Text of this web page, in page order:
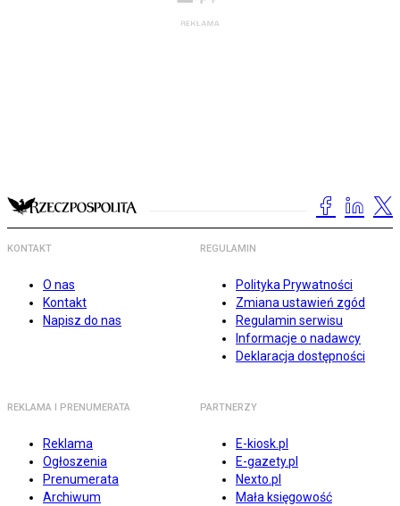
KONTAKT
O nas
Kontakt
Napisz do nas
REGULAMIN
Polityka Prywatności
Zmiana ustawień zgód
Regulamin serwisu
Informacje o nadawcy
Deklaracja dostępności
REKLAMA I PRENUMERATA
Reklama
Ogłoszenia
Prenumerata
Archiwum
PARTNERZY
E-kiosk.pl
E-gazety.pl
Nexto.pl
Mała księgowość